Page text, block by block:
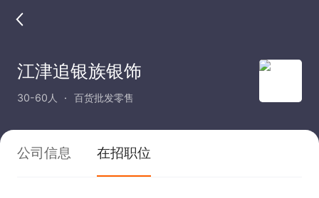
江津追银族银饰
30-60人 百货批发零售
公司信息 在招职位